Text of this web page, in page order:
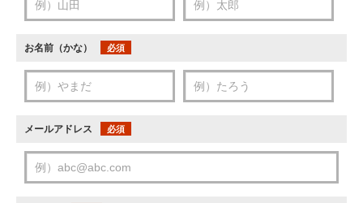
お名前（かな） 必須
メールアドレス 必須